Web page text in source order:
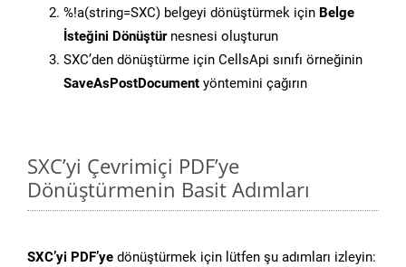
%!a(string=SXC) belgeyi dönüştürmek için Belge
İsteğini Dönüştürnesnesi oluşturun
SXC’den dönüştürme için CellsApi sınıfı örneğinin
SaveAsPostDocument yöntemini çağırın
SXC’yi Çevrimiçi PDF’ye
Dönüştürmenin Basit Adımları
SXC’yi PDF’ye dönüştürmek için lütfen şu adımları izleyin: